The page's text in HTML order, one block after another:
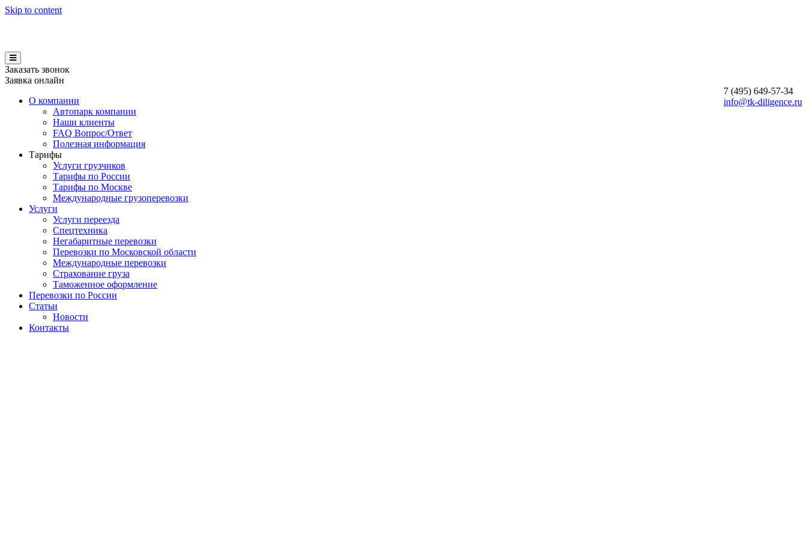
Skip to content
Заказать звонок
Заявка онлайн
7 (495) 649-57-34
info@tk-diligence.ru
О компании
Автопарк компании
Наши клиенты
FAQ Вопрос/Ответ
Полезная информация
Тарифы
Услуги грузчиков
Тарифы по России
Тарифы по Москве
Международные грузоперевозки
Услуги
Услуги переезда
Спецтехника
Негабаритные перевозки
Перевозки по Московской области
Международные перевозки
Страхование груза
Таможенное оформление
Перевозки по России
Статьи
Новости
Контакты